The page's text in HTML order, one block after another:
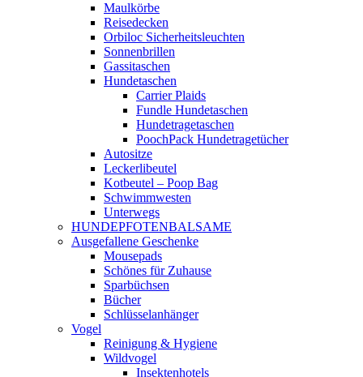
Maulkörbe
Reisedecken
Orbiloc Sicherheitsleuchten
Sonnenbrillen
Gassitaschen
Hundetaschen
Carrier Plaids
Fundle Hundetaschen
Hundetragetaschen
PoochPack Hundetragetücher
Autositze
Leckerlibeutel
Kotbeutel – Poop Bag
Schwimmwesten
Unterwegs
HUNDEPFOTENBALSAME
Ausgefallene Geschenke
Mousepads
Schönes für Zuhause
Sparbüchsen
Bücher
Schlüsselanhänger
Vogel
Reinigung & Hygiene
Wildvogel
Insektenhotels